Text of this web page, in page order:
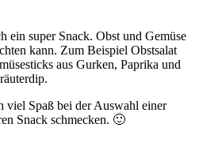
ein super Snack. Obst und Gemüse
kann. Zum Beispiel Obstsalat
aus Gurken, Paprika und
viel Spaß bei der Auswahl einer
Snack schmecken. 🙂